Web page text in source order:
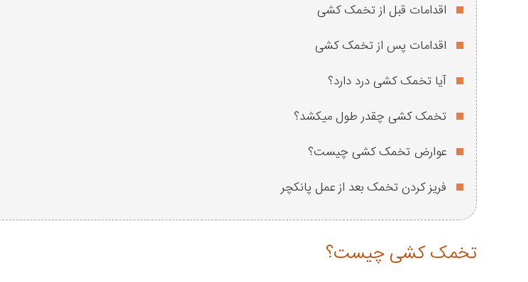
اقدامات قبل از تخمک کشی
اقدامات پس از تخمک کشی
آیا تخمک کشی درد دارد؟
تخمک کشی چقدر طول میکشد؟
عوارض تخمک کشی چیست؟
فریز کردن تخمک بعد از عمل پانکچر
تخمک کشی چیست؟